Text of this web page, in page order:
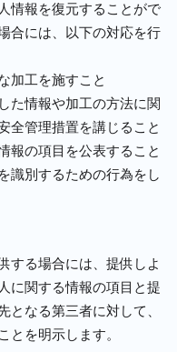
情報を復元することがで
合には、以下の対応を行
加工を施すこと
た情報や加工の方法に関
全管理措置を講じること
報の項目を公表すること
識別するための行為をし
する場合には、提供しよ
に関する情報の項目と提
となる第三者に対して、
とを明示します。